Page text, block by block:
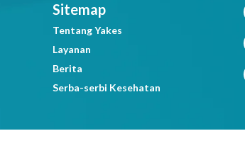
Sitemap
Tentang Yakes
Layanan
Berita
Serba-serbi Kesehatan